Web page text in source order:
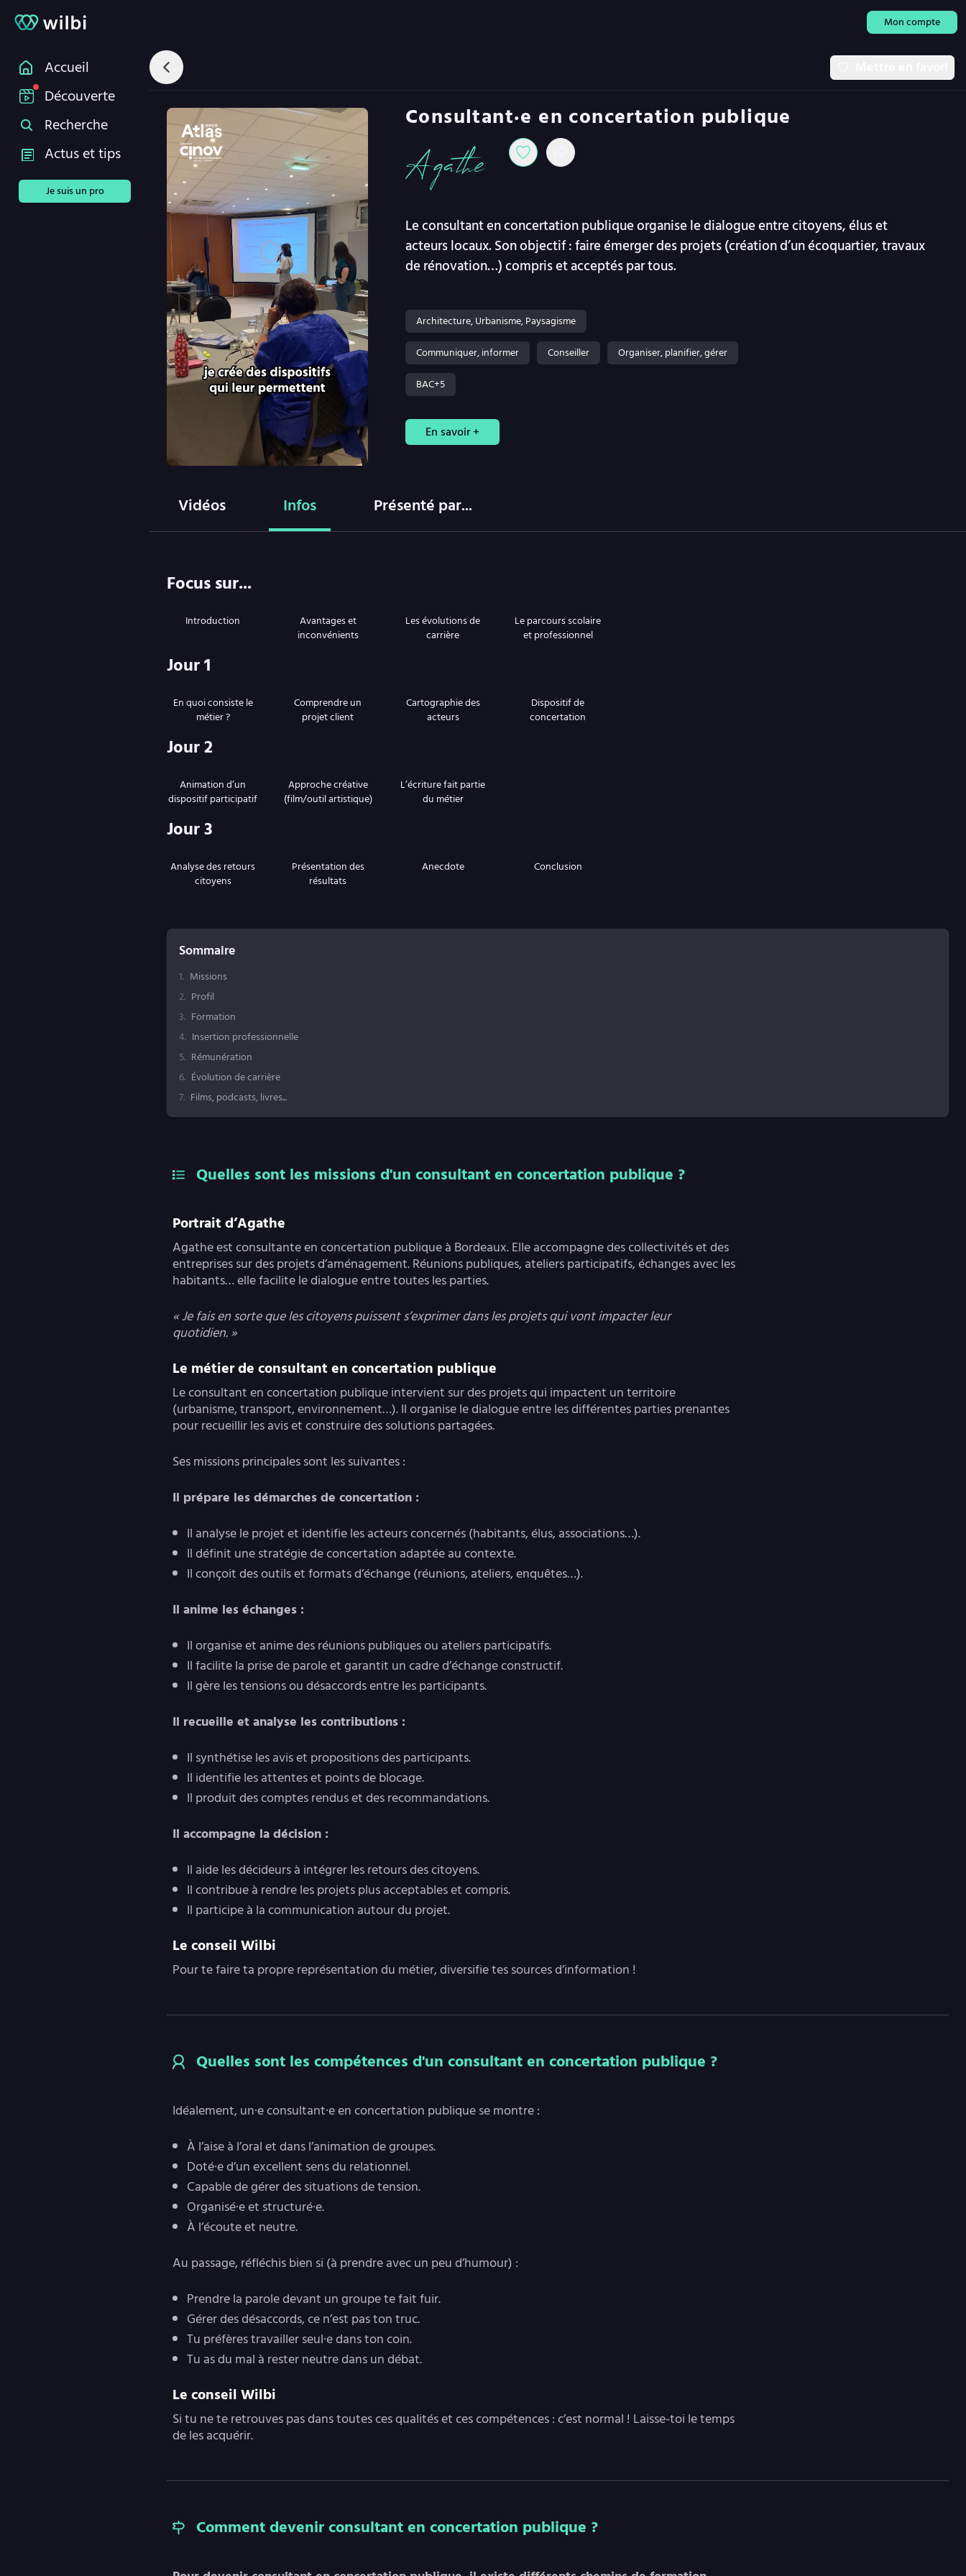
Mon compte
Accueil
Découverte
Recherche
Actus et tips
Je suis un pro
Consultant·e en concertation publique
Agathe
Architecture, Urbanisme, Paysagisme
Communiquer, informer
Conseiller
Organiser, planifier, gérer
BAC+5
En savoir +
Le consultant en concertation publique organise le dialogue entre citoyens, élus et
acteurs locaux. Son objectif : faire émerger des projets (création d’un écoquartier, travaux
de rénovation…) compris et acceptés par tous.
Vidéos Infos Présenté par...
Focus sur...
Introduction
Avantages et
inconvénients
Les évolutions de
carrière
Le parcours scolaire
et professionnel
Jour 1
En quoi consiste le
métier ?
Comprendre un
projet client
Cartographie des
acteurs
Dispositif de
concertation
Jour 2
Animation d’un
dispositif participatif
Approche créative
(film/outil artistique)
L’écriture fait partie
du métier
Jour 3
Analyse des retours
citoyens
Présentation des
résultats
Anecdote Conclusion
Sommaire
1. Missions
2. Profil
3. Formation
4. Insertion professionnelle
5. Rémunération
6. Évolution de carrière
7. Films, podcasts, livres...
Quelles sont les missions d'un consultant en concertation publique ?
Portrait d’Agathe
Agathe est consultante en concertation publique à Bordeaux. Elle accompagne des collectivités et des
entreprises sur des projets d’aménagement. Réunions publiques, ateliers participatifs, échanges avec les
habitants… elle facilite le dialogue entre toutes les parties.
« Je fais en sorte que les citoyens puissent s’exprimer dans les projets qui vont impacter leur
quotidien. »
Le métier de consultant en concertation publique
Le consultant en concertation publique intervient sur des projets qui impactent un territoire
(urbanisme, transport, environnement…). Il organise le dialogue entre les différentes parties prenantes
pour recueillir les avis et construire des solutions partagées.
Ses missions principales sont les suivantes :
Il prépare les démarches de concertation :
Il analyse le projet et identifie les acteurs concernés (habitants, élus, associations…).
Il définit une stratégie de concertation adaptée au contexte.
Il conçoit des outils et formats d’échange (réunions, ateliers, enquêtes…).
Il anime les échanges :
Il organise et anime des réunions publiques ou ateliers participatifs.
Il facilite la prise de parole et garantit un cadre d’échange constructif.
Il gère les tensions ou désaccords entre les participants.
Il recueille et analyse les contributions :
Il synthétise les avis et propositions des participants.
Il identifie les attentes et points de blocage.
Il produit des comptes rendus et des recommandations.
Il accompagne la décision :
Il aide les décideurs à intégrer les retours des citoyens.
Il contribue à rendre les projets plus acceptables et compris.
Il participe à la communication autour du projet.
Le conseil Wilbi
Pour te faire ta propre représentation du métier, diversifie tes sources d’information !
Quelles sont les compétences d'un consultant en concertation publique ?
Idéalement, un·e consultant·e en concertation publique se montre :
À l’aise à l’oral et dans l’animation de groupes.
Doté·e d’un excellent sens du relationnel.
Capable de gérer des situations de tension.
Organisé·e et structuré·e.
À l’écoute et neutre.
Au passage, réfléchis bien si (à prendre avec un peu d’humour) :
Prendre la parole devant un groupe te fait fuir.
Gérer des désaccords, ce n’est pas ton truc.
Tu préfères travailler seul·e dans ton coin.
Tu as du mal à rester neutre dans un débat.
Le conseil Wilbi
Si tu ne te retrouves pas dans toutes ces qualités et ces compétences : c’est normal ! Laisse-toi le temps
de les acquérir.
Comment devenir consultant en concertation publique ?